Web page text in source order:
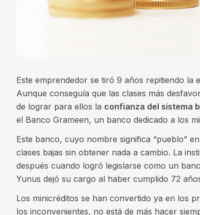
Este emprendedor se tiró 9 años repitiendo la
Aunque conseguía que las clases más
de lograr para ellos la confianza del sistema
el Banco Grameen, un banco dedicado a los
Este banco, cuyo nombre significa “pueblo”
clases bajas sin obtener nada a cambio. La
después cuando logró legislarse como un
Yunus dejó su cargo al haber cumplido 72
Los minicréditos se han convertido ya en los
los inconvenientes, no está de más hacer